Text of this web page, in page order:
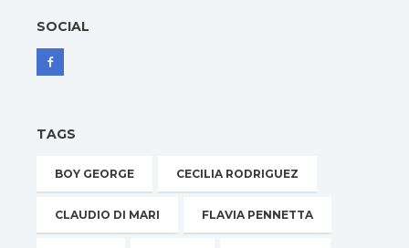
SOCIAL
TAGS
BOY GEORGE CECILIA RODRIGUEZ
CLAUDIO DI MARI FLAVIA PENNETTA